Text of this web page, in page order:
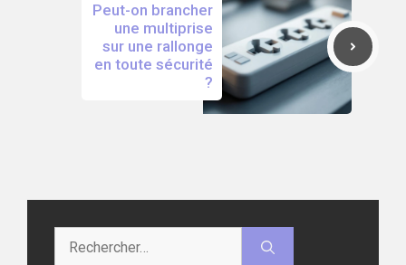
Peut-on brancher
une multiprise
sur une rallonge
en toute sécurité
?